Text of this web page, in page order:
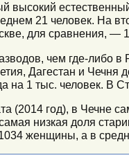
высокий
21 человек. На
для сравнения, —
чем где-либо в
Дагестан и Чечня
на 1 тыс. человек. В
(2014 год), в Чечне
низкая доля
женщины, а в